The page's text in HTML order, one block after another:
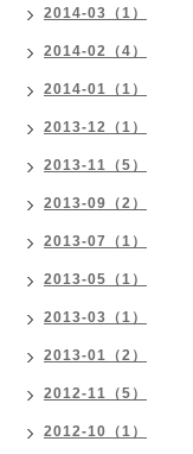
2014-03（1）
2014-02（4）
2014-01（1）
2013-12（1）
2013-11（5）
2013-09（2）
2013-07（1）
2013-05（1）
2013-03（1）
2013-01（2）
2012-11（5）
2012-10（1）